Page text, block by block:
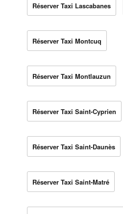
Réserver Taxi Lascabanes
Réserver Taxi Montcuq
Réserver Taxi Montlauzun
Réserver Taxi Saint-Cyprien
Réserver Taxi Saint-Daunès
Réserver Taxi Saint-Matré